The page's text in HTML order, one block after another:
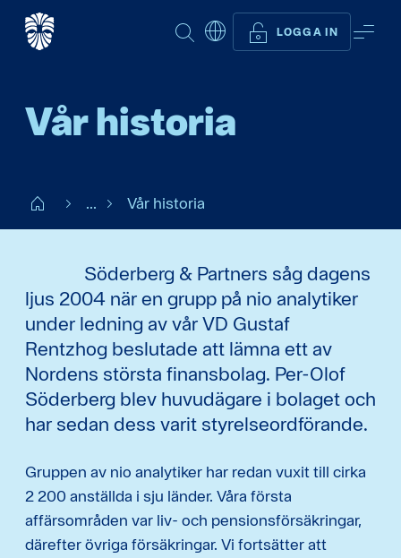
SÖK LOGGA IN
Vår historia
Start FI ... Vår historia
Söderberg & Partners såg dagens
ljus 2004 när en grupp på nio analytiker
under ledning av vår VD Gustaf
Rentzhog beslutade att lämna ett av
Nordens största finansbolag. Per-Olof
Söderberg blev huvudägare i bolaget och
har sedan dess varit styrelseordförande.
Gruppen av nio analytiker har redan vuxit till cirka
2 200 anställda i sju länder. Våra första
affärsområden var liv- och pensionsförsäkringar,
därefter övriga försäkringar. Vi fortsätter att